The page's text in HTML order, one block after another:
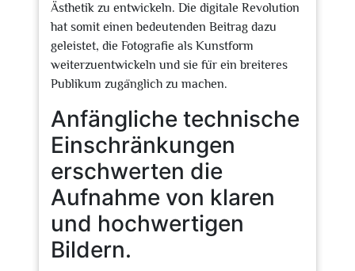
Ästhetik zu entwickeln. Die digitale Revolution
hat somit einen bedeutenden Beitrag dazu
geleistet, die Fotografie als Kunstform
weiterzuentwickeln und sie für ein breiteres
Publikum zugänglich zu machen.
Anfängliche technische
Einschränkungen
erschwerten die
Aufnahme von klaren
und hochwertigen
Bildern.